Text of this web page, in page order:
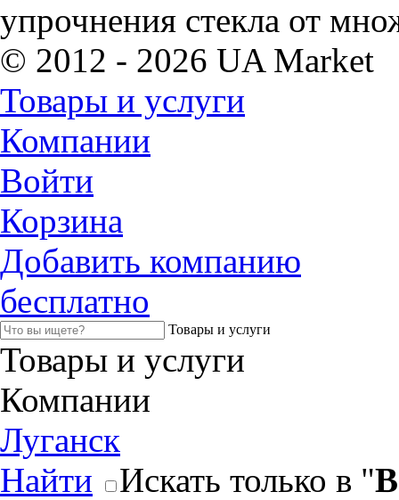
упрочнения стекла от
© 2012 - 2026 UA Market
Товары и услуги
Компании
Войти
Корзина
Добавить компанию
бесплатно
Товары и услуги
Товары и услуги
Компании
Луганск
Найти
Искать только в "